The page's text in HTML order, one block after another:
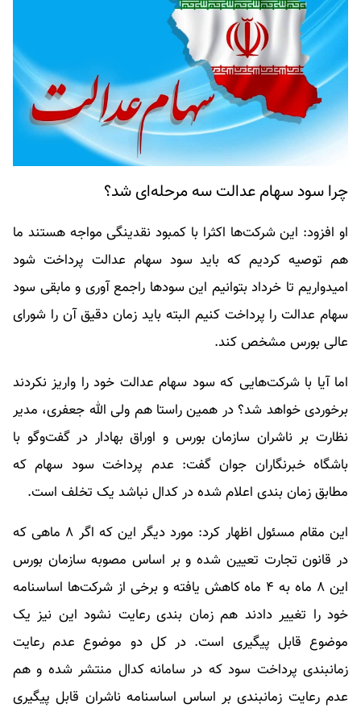
چرا سود سهام عدالت سه مرحله‌ای شد؟
او افزود: این شرکت‌ها اکثرا با کمبود نقدینگی مواجه هستند ما
هم توصیه کردیم که باید سود سهام عدالت پرداخت شود
امیدواریم تا خرداد بتوانیم این سودها راجمع آوری و مابقی سود
سهام عدالت را پرداخت کنیم البته باید زمان دقیق آن را شورای
عالی بورس مشخص کند.
اما آیا با شرکت‌هایی که سود سهام عدالت خود را واریز نکردند
برخوردی خواهد شد؟ در همین راستا هم ولی الله جعفری، مدیر
نظارت بر ناشران سازمان بورس و اوراق بهادار در گفت‌وگو با
باشگاه خبرنگاران جوان گفت: عدم پرداخت سود سهام که
مطابق زمان بندی اعلام شده در کدال نباشد یک تخلف است.
این مقام مسئول اظهار کرد: مورد دیگر این که اگر ۸ ماهی که
در قانون تجارت تعیین شده و بر اساس مصوبه سازمان بورس
این ۸ ماه به ۴ ماه کاهش یافته و برخی از شرکت‌ها اساسنامه
خود را تغییر دادند هم زمان بندی رعایت نشود این نیز یک
موضوع قابل پیگیری است. در کل دو موضوع عدم رعایت
زمانبندی پرداخت سود که در سامانه کدال منتشر شده و هم
عدم رعایت زمانبندی بر اساس اساسنامه ناشران قابل پیگیری